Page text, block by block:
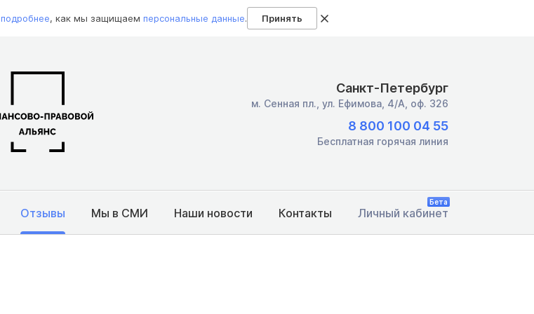
подробнее, как мы защищаем персональные данные. Принять
Санкт-Петербург
м. Сенная пл., ул. Ефимова, 4/А, оф. 326
8 800 100 04 55
Бесплатная горячая линия
Отзывы Мы в СМИ Наши новости Контакты Личный кабинет
Бета